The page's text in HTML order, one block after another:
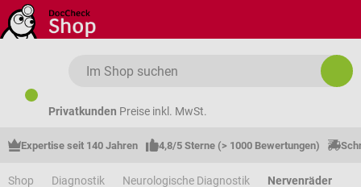
Zum Hauptinhalt springen
Privatkunden Preise inkl. MwSt.
Expertise seit 140 Jahren 4,8/5 Sterne (> 1000 Bewertungen)
Shop Diagnostik Neurologische Diagnostik Nervenräder